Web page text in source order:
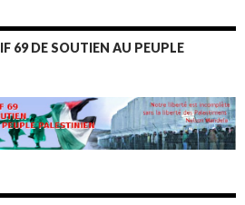
69 DE SOUTIEN AU PEUPLE